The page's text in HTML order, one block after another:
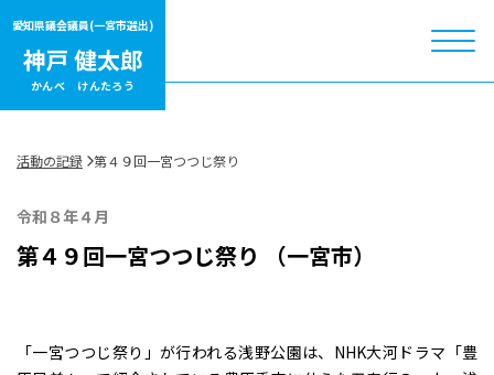
愛知県議会議員(一宮市選出)
かんべ けんたろう
活動の記録 第４９回一宮つつじ祭り
令和８年４月
第４９回一宮つつじ祭り （一宮市）
「一宮つつじ祭り」が行われる浅野公園は、NHK大河ドラマ「豊